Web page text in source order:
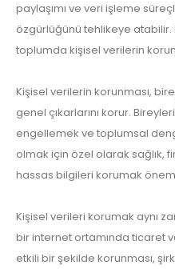
paylaşımı ve veri işleme
özgürlüğünü tehlikeye
toplumda kişisel verilerin
Kişisel verilerin korunması,
genel çıkarlarını korur.
engellemek ve toplumsal
olmak için özel olarak sağlık,
hassas bilgileri korumak
Kişisel verileri korumak aynı
bir internet ortamında ticaret
etkili bir şekilde korunması,